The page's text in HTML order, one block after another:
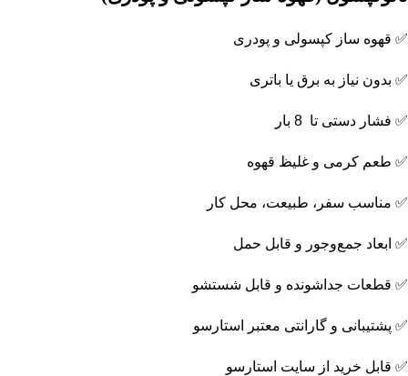
✅ قهوه ساز کپسولی و پودری
✅ بدون نیاز به برق یا باتری
✅ فشار دستی تا 8 بار
✅ طعم کرمی و غلیظ قهوه
✅ مناسب سفر، طبیعت، محل کار
✅ ابعاد جمع‌وجور و قابل حمل
✅ قطعات جداشونده و قابل شستشو
✅ پشتیبانی و گارانتی معتبر استارسو
✅ قابل خرید از سایت استارسو